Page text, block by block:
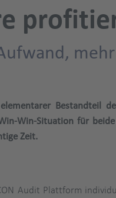
Bestandteil
Win-Situation für
Zeit.
Audit Plattform